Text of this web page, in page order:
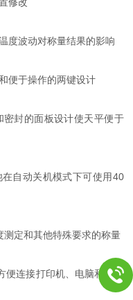
波动对称量结果的影响
于操作的两键设计
封的面板设计使天平便于
自动关机模式下可使用40
定和其他特殊要求的称量
连接打印机、电脑和其他